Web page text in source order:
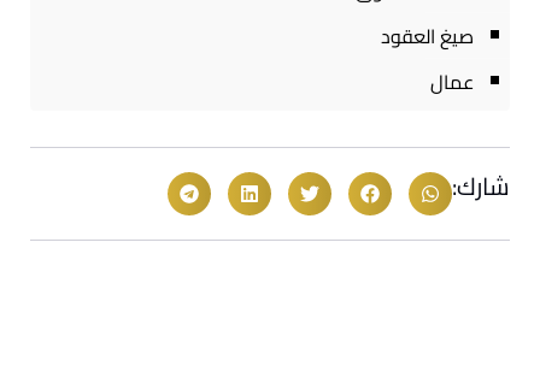
صيغ العقود
عمال
شارك: